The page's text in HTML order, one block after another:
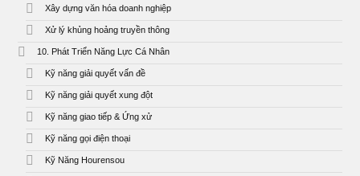
Xây dựng văn hóa doanh nghiệp
Xử lý khủng hoảng truyền thông
10. Phát Triển Năng Lực Cá Nhân
Kỹ năng giải quyết vấn đề
Kỹ năng giải quyết xung đột
Kỹ năng giao tiếp & Ứng xử
Kỹ năng gọi điện thoại
Kỹ Năng Hourensou